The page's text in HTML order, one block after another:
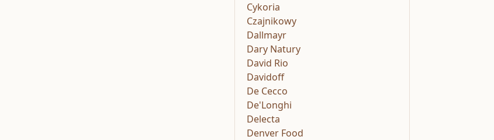
Cykoria
Czajnikowy
Dallmayr
Dary Natury
David Rio
Davidoff
De Cecco
De'Longhi
Delecta
Denver Food